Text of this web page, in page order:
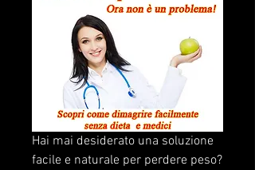
Hai mai desiderato una soluzione
facile e naturale per perdere peso?